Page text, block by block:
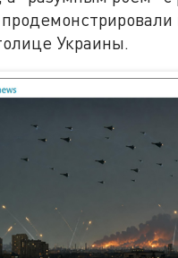
Украины.